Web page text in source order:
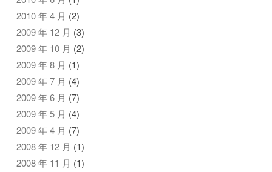
2010 年 4 月 (2)
2009 年 12 月 (3)
2009 年 10 月 (2)
2009 年 8 月 (1)
2009 年 7 月 (4)
2009 年 6 月 (7)
2009 年 5 月 (4)
2009 年 4 月 (7)
2008 年 12 月 (1)
2008 年 11 月 (1)